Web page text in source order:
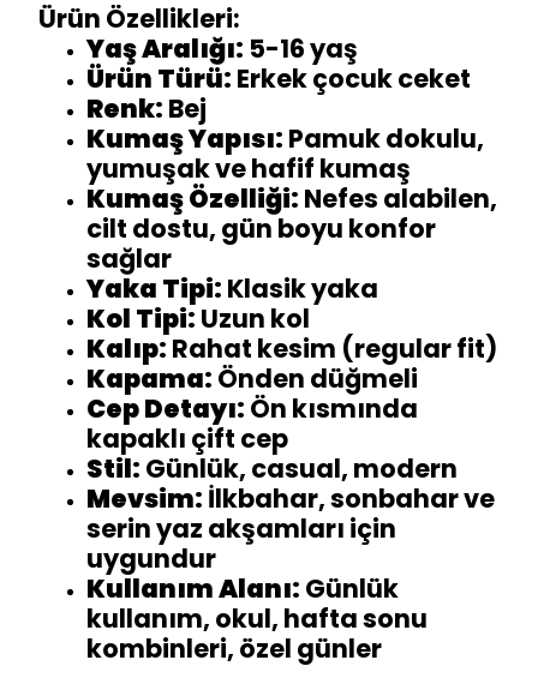
Ürün Özellikleri:
Yaş Aralığı: 5-16 yaş
Ürün Türü: Erkek çocuk ceket
Renk: Bej
Kumaş Yapısı: Pamuk dokulu,
yumuşak ve hafif kumaş
Kumaş Özelliği: Nefes alabilen,
cilt dostu, gün boyu konfor
sağlar
Yaka Tipi: Klasik yaka
Kol Tipi: Uzun kol
Kalıp: Rahat kesim (regular fit)
Kapama: Önden düğmeli
Cep Detayı: Ön kısmında
kapaklı çift cep
Stil: Günlük, casual, modern
Mevsim: İlkbahar, sonbahar ve
serin yaz akşamları için
uygundur
Kullanım Alanı: Günlük
kullanım, okul, hafta sonu
kombinleri, özel günler